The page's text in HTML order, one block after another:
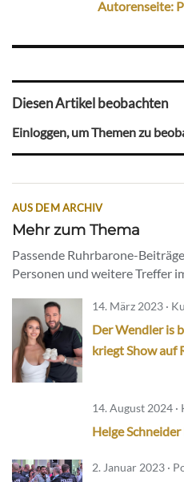
Autorenseite:
Diesen Artikel beobachten
Einloggen, um Themen zu
AUS DEM ARCHIV
Mehr zum Thema
Passende Ruhrbarone-
Personen und weitere Treffer
14. März 2023 ·
Der Wendler is
kriegt Show auf
14. August 2024
Helge
2. Januar 2023 ·